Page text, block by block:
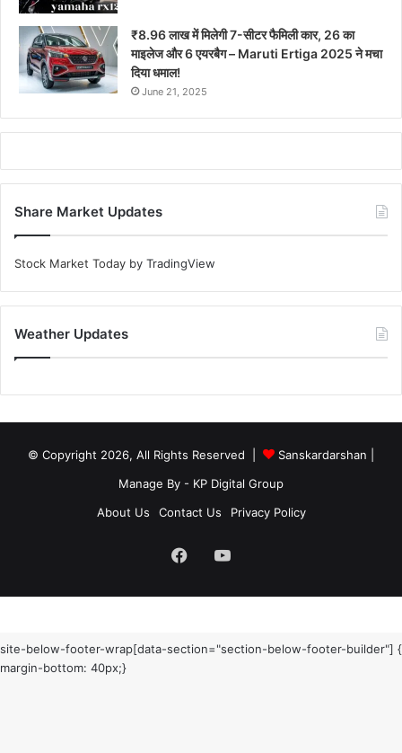
₹8.96 लाख में मिलेगी 7-सीटर फैमिली कार, 26 का
माइलेज और 6 एयरबैग – Maruti Ertiga 2025 ने मचा
दिया धमाल!
June 21, 2025
Share Market Updates
Stock Market Today by TradingView
Weather Updates
© Copyright 2026, All Rights Reserved | Sanskardarshan
Manage By - KP Digital Group
About Us
Contact Us Privacy Policy
FacebookYouTube
site-below-footer-wrap[data-section="section-below-footer-builder"] {
margin-bottom: 40px;}